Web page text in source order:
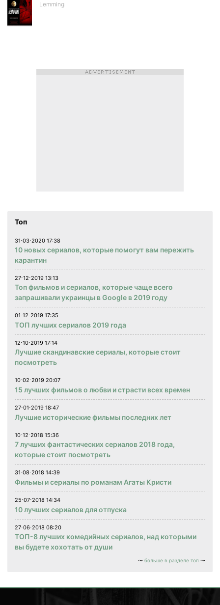
Lemming
Топ
31⋅03⋅2020 17:38
10 новых сериалов, которые помогут вам пережить
карантин
27⋅12⋅2019 13:13
Топ фильмов и сериалов, которые чаще всего
запрашивали украинцы в Google в 2019 году
01⋅12⋅2019 17:35
ТОП лучших сериалов 2019 года
12⋅10⋅2019 17:14
Лучшие скандинавские сериалы, которые стоит
посмотреть
10⋅02⋅2019 20:07
15 лучших фильмов о любви и страсти всех времен
27⋅01⋅2019 18:47
Лучшие исторические фильмы последних лет
10⋅12⋅2018 15:36
7 лучших фантастических сериалов 2018 года,
которые стоит посмотреть
31⋅08⋅2018 14:39
Фильмы и сериалы по романам Агаты Кристи
25⋅07⋅2018 14:34
10 лучших сериалов для отпуска
27⋅06⋅2018 08:20
ТОП-8 лучших комедийных сериалов, над которыми
вы будете хохотать от души
больше в разделе топ